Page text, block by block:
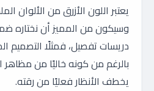
يعتبر اللون الأزرق من الألوان
وسيكون من المميز أن نختاره
دريسات تفصيل، فمثلًا التصميم
بالرغم من كونه خاليًا من مظاهر
يخطف الأنظار فعليًا من رقته.